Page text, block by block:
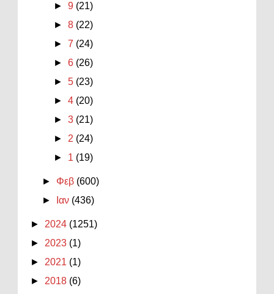
►9 (21)
►8 (22)
►7 (24)
►6 (26)
►5 (23)
►4 (20)
►3 (21)
► 2 (24)
► 1 (19)
► Φεβ (600)
►
Ιαν (436)
► 2024 (1251)
► 2023 (1)
► 2021 (1)
► 2018 (6)